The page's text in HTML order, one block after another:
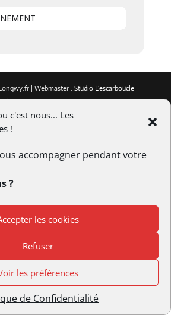
c'est nous... Les
!
accompagner pendant votre
?
les cookies
Refuser
les préférences
de Confidentialité
| Webmaster :Studio L’escarboucle
de Confidentialité